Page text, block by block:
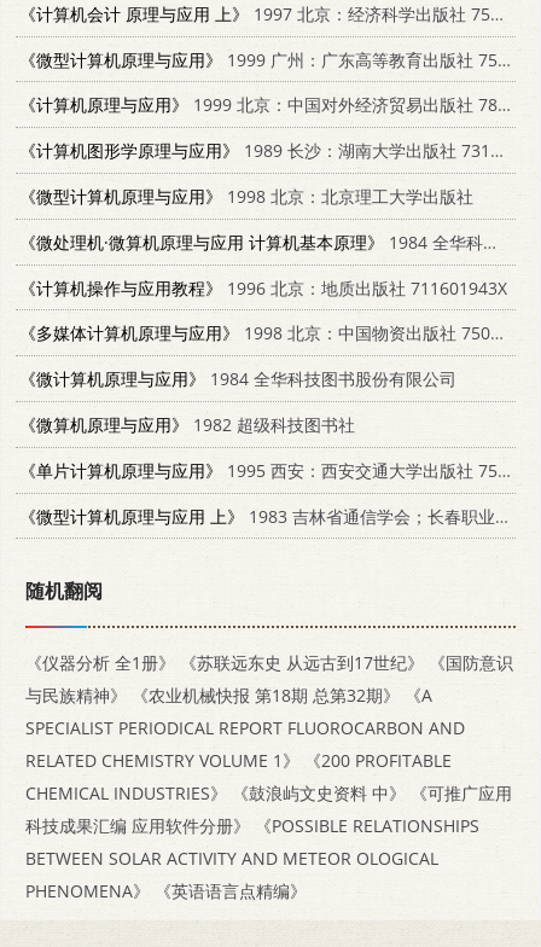
《计算机会计 原理与应用 上》
1997 北京：经济科学出版社 7505812718
《微型计算机原理与应用》
1999 广州：广东高等教育出版社 7536124139
《计算机原理与应用》
1999 北京：中国对外经济贸易出版社 7800046818
《计算机图形学原理与应用》
1989 长沙：湖南大学出版社 7314004684
《微型计算机原理与应用》
1998 北京：北京理工大学出版社
《微处理机·微算机原理与应用 计算机基本原理》
1984 全华科技图书股份有限公司
《计算机操作与应用教程》
1996 北京：地质出版社 711601943X
《多媒体计算机原理与应用》
1998 北京：中国物资出版社 7504713384
《微计算机原理与应用》
1984 全华科技图书股份有限公司
《微算机原理与应用》
1982 超级科技图书社
《单片计算机原理与应用》
1995 西安：西安交通大学出版社 7560507328
《微型计算机原理与应用 上》
1983 吉林省通信学会；长春职业业余大学
随机翻阅
《仪器分析 全1册》 《苏联远东史 从远古到17世纪》
《国防意识
与民族精神》
《农业机械快报 第18期 总第32期》
《A
SPECIALIST PERIODICAL REPORT FLUOROCARBON AND
RELATED CHEMISTRY VOLUME 1》
《200 PROFITABLE
CHEMICAL INDUSTRIES》
《鼓浪屿文史资料 中》
《可推广应用
科技成果汇编 应用软件分册》
《POSSIBLE RELATIONSHIPS
BETWEEN SOLAR ACTIVITY AND METEOR OLOGICAL
PHENOMENA》
《英语语言点精编》